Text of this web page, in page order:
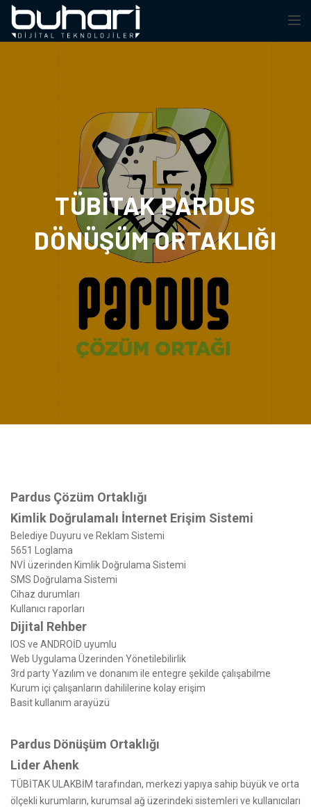
TÜBITAK PARDUS
DÖNÜŞÜM ORTAKLIĞI
Pardus Çözüm Ortaklığı
Kimlik Doğrulamalı İnternet Erişim Sistemi
Belediye Duyuru ve Reklam Sistemi
5651 Loglama
NVİ üzerinden Kimlik Doğrulama Sistemi
SMS Doğrulama Sistemi
Cihaz durumları
Kullanıcı raporları
Dijital Rehber
IOS ve ANDROİD uyumlu
Web Uygulama Üzerinden Yönetilebilirlik
3rd party Yazılım ve donanım ile entegre şekilde çalışabilme
Kurum içi çalışanların dahililerine kolay erişim
Basit kullanım arayüzü
Pardus Dönüşüm Ortaklığı
Lider Ahenk
TÜBİTAK ULAKBİM tarafından, merkezi yapıya sahip büyük ve orta
ölçekli kurumların, kurumsal ağ üzerindeki sistemleri ve kullanıcıları